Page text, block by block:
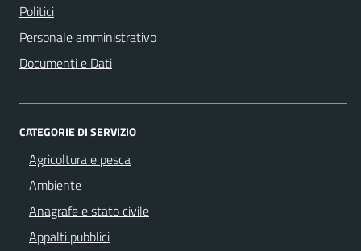
Politici
Personale amministrativo
Documenti e Dati
CATEGORIE DI SERVIZIO
Agricoltura e pesca
Ambiente
Anagrafe e stato civile
Appalti pubblici